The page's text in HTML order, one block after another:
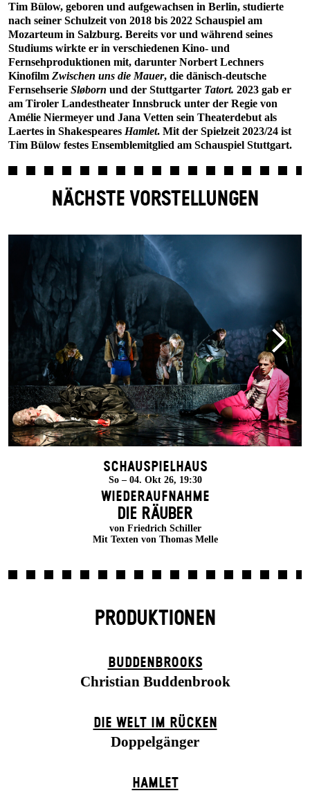
Tim Bülow, geboren und aufgewachsen in Berlin, studierte
nach seiner Schulzeit von 2018 bis 2022 Schauspiel am
Mozarteum in Salzburg. Bereits vor und während seines
Studiums wirkte er in verschiedenen Kino- und
Fernsehproduktionen mit, darunter Norbert Lechners
Kinofilm Zwischen uns die Mauer, die dänisch-deutsche
Fernsehserie Sløborn und der Stuttgarter Tatort. 2023 gab er
am Tiroler Landestheater Innsbruck unter der Regie von
Amélie Niermeyer und Jana Vetten sein Theaterdebut als
Laertes in Shakespeares Hamlet. Mit der Spielzeit 2023/24 ist
Tim Bülow festes Ensemblemitglied am Schauspiel Stuttgart.
NÄCHSTE VORSTELLUNGEN
Schauspielhaus
So – 04. Okt 26, 19:30
Wiederaufnahme
DIE RÄUBER
von Friedrich Schiller
Mit Texten von Thomas Melle
PRODUKTIONEN
BUDDENBROOKS
Christian Buddenbrook
DIE WELT IM RÜCKEN
Doppelgänger
HAMLET